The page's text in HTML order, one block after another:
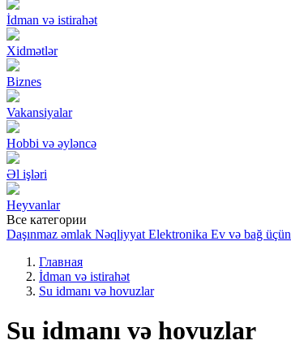
İdman və istirahət
Xidmətlər
Biznes
Vakansiyalar
Hobbi və əyləncə
Əl işləri
Heyvanlar
Все категории
Daşınmaz əmlak Nəqliyyat Elektronika Ev və bağ üçün
Главная
İdman və istirahət
Su idmanı və hovuzlar
Su idmanı və hovuzlar